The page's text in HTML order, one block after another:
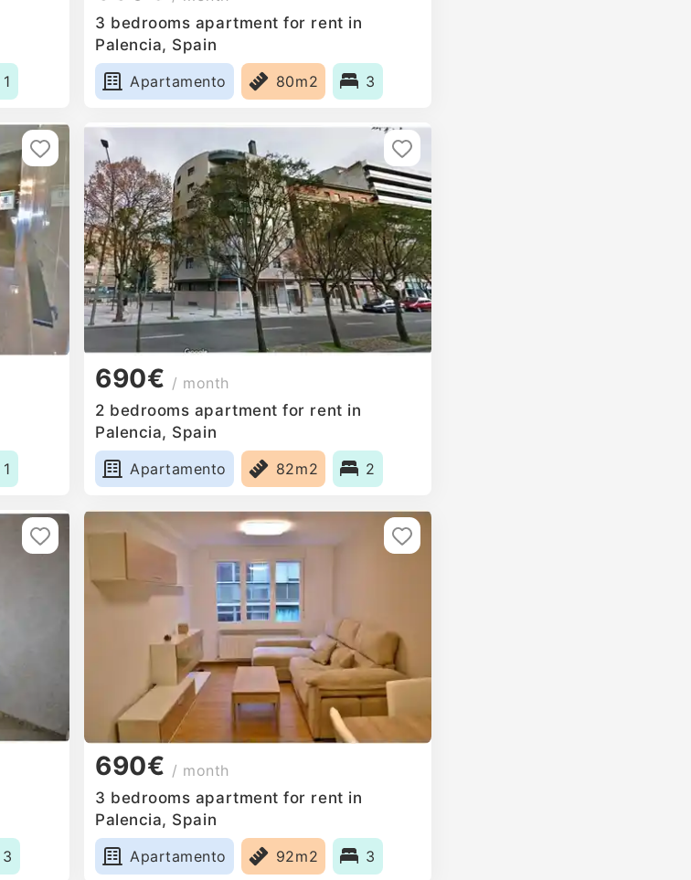
1
3 bedrooms apartment for rent in
Palencia, Spain
Apartamento
80m2 3
1
690€ / month
2 bedrooms apartment for rent in
Palencia, Spain
Apartamento
82m2 2
3
690€ / month
3 bedrooms apartment for rent in
Palencia, Spain
Apartamento
92m2 3